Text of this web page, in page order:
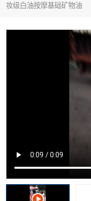
妆级白油按摩基础矿物油
26+32号化妆级白油